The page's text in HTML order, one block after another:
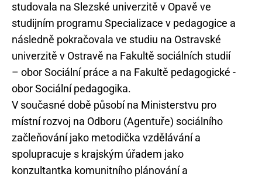
studovala na Slezské univerzitě v Opavě ve
studijním programu Specializace v pedagogice a
následně pokračovala ve studiu na Ostravské
univerzitě v Ostravě na Fakultě sociálních studií
– obor Sociální práce a na Fakultě pedagogické -
obor Sociální pedagogika.
V současné době působí na Ministerstvu pro
místní rozvoj na Odboru (Agentuře) sociálního
začleňování jako metodička vzdělávání a
spolupracuje s krajským úřadem jako
konzultantka komunitního plánování a